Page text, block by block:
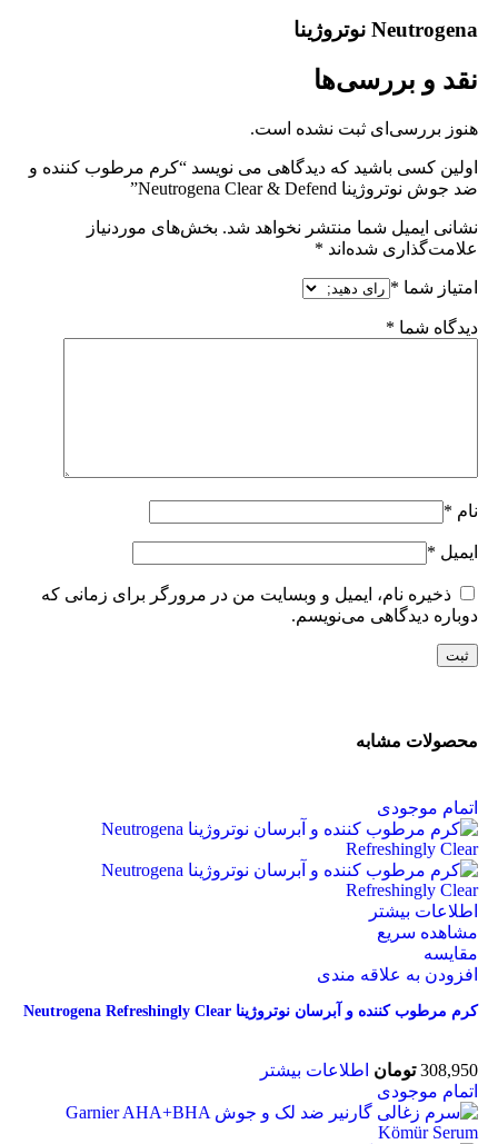
Neutrogena نوتروژینا
نقد و بررسی‌ها
هنوز بررسی‌ای ثبت نشده است.
اولین کسی باشید که دیدگاهی می نویسد “کرم مرطوب کننده و
ضد جوش نوتروژینا Neutrogena Clear & Defend”
نشانی ایمیل شما منتشر نخواهد شد. بخش‌های موردنیاز
علامت‌گذاری شده‌اند *
امتیاز شما *
دیدگاه شما *
نام *
ایمیل *
ذخیره نام، ایمیل و وبسایت من در مرورگر برای زمانی که
دوباره دیدگاهی می‌نویسم.
محصولات مشابه
اتمام موجودی
اطلاعات بیشتر
مشاهده سریع
مقایسه
افزودن به علاقه مندی
کرم مرطوب کننده و آبرسان نوتروژینا Neutrogena Refreshingly Clear
308,950 تومان اطلاعات بیشتر
اتمام موجودی